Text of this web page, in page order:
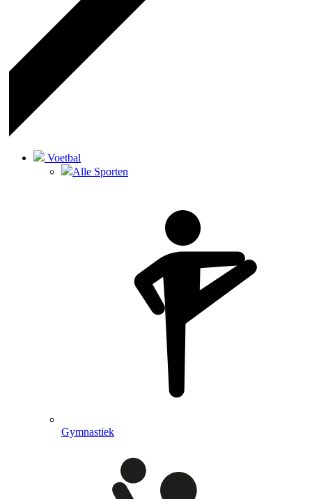
Voetbal
Alle Sporten
Gymnastiek